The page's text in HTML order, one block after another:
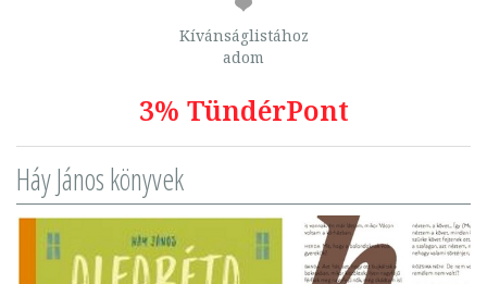
Kívánságlistához
adom
3% TündérPont
Háy János könyvek